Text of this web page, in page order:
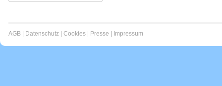
AGB Datenschutz Cookies Presse Impressum